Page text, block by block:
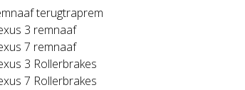
terugtraprem
3 remnaaf
7 remnaaf
3 Rollerbrakes
7 Rollerbrakes